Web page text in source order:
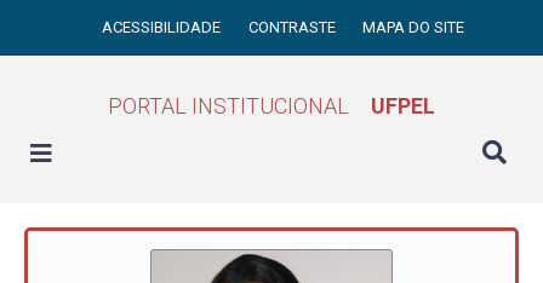
ACESSIBILIDADE CONTRASTE MAPA DO SITE
PORTAL INSTITUCIONAL UFPEL